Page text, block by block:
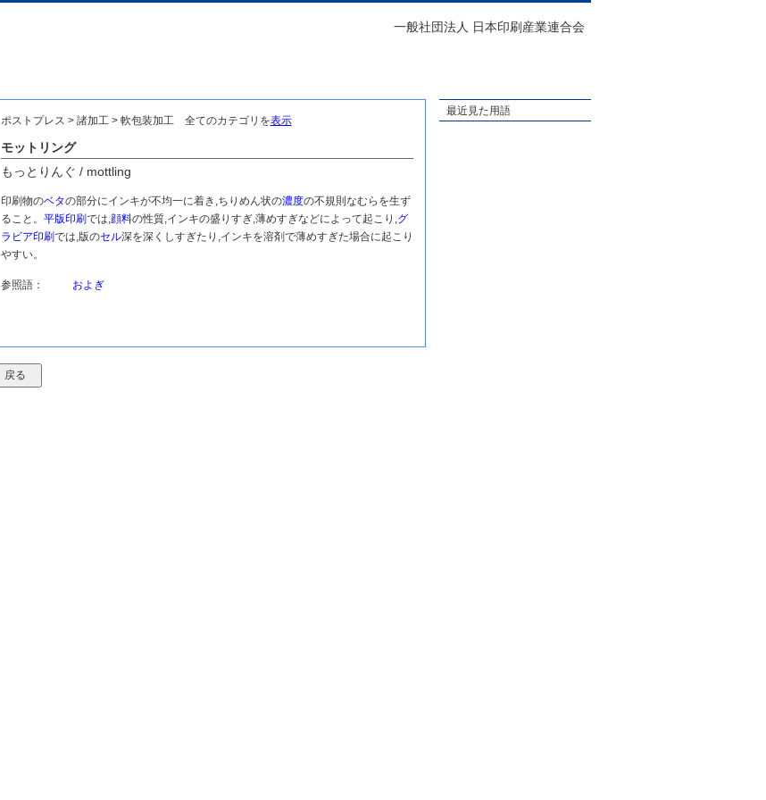
一般社団法人 日本印刷産業連合会
ポストプレス > 諸加工 > 軟包装加工全てのカテゴリを表示
モットリング
もっとりんぐ / mottling
印刷物のベタの部分にインキが不均一に着き,ちりめん状の濃度の不規則なむらを生ず
ること。 平版印刷では,顔料の性質,インキの盛りすぎ,薄めすぎなどによって起こり,グ
ラビア印刷では,版のセル深を深くしすぎたり,インキを溶剤で薄めすぎた場合に起こり
やすい。
参照語： およぎ
最近見た用語